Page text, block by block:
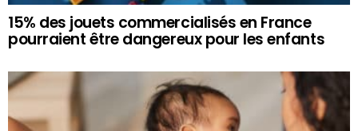
15% des jouets commercialisés en France
pourraient être dangereux pour les enfants